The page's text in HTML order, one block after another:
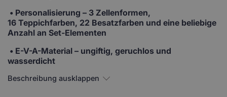
• Personalisierung – 3 Zellenformen,
16 Teppichfarben, 22 Besatzfarben und eine beliebige
Anzahl an Set-Elementen
• E-V-A-Material – ungiftig, geruchlos und
wasserdicht
Beschreibung ausklappen